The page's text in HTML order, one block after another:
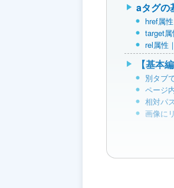
aタグの
href属
target
rel属性
【基本
別タブ
ページ
相対パ
画像に